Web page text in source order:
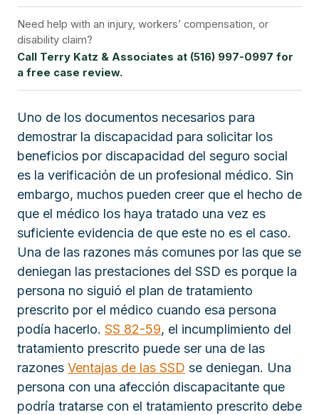
Need help with an injury, workers’ compensation, or
disability claim?
Call Terry Katz & Associates at (516) 997-0997 for
a free case review.
Uno de los documentos necesarios para
demostrar la discapacidad para solicitar los
beneficios por discapacidad del seguro social
es la verificación de un profesional médico. Sin
embargo, muchos pueden creer que el hecho de
que el médico los haya tratado una vez es
suficiente evidencia de que este no es el caso.
Una de las razones más comunes por las que se
deniegan las prestaciones del SSD es porque la
persona no siguió el plan de tratamiento
prescrito por el médico cuando esa persona
podía hacerlo. SS 82-59, el incumplimiento del
tratamiento prescrito puede ser una de las
razones Ventajas de las SSD se deniegan. Una
persona con una afección discapacitante que
podría tratarse con el tratamiento prescrito debe